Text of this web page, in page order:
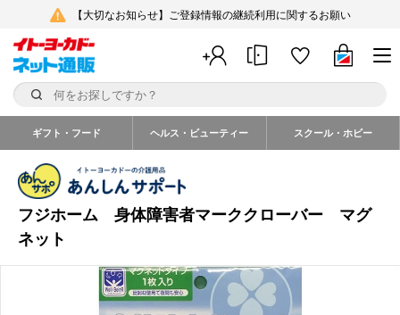
【大切なお知らせ】ご登録情報の継続利用に関するお願い
ギフト・フード ヘルス・ビューティー スクール・ホビー
フジホーム 身体障害者マーククローバー マグ
ネット